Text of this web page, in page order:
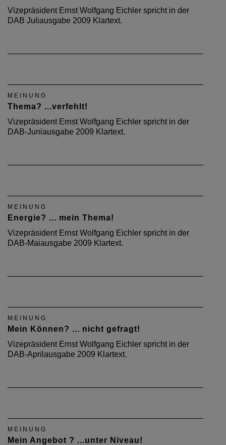
Vizepräsident Ernst Wolfgang Eichler spricht in der
DAB Juliausgabe 2009 Klartext.
MEINUNG
Thema? ...verfehlt!
Vizepräsident Ernst Wolfgang Eichler spricht in der
DAB-Juniausgabe 2009 Klartext.
MEINUNG
Energie? ... mein Thema!
Vizepräsident Ernst Wolfgang Eichler spricht in der
DAB-Maiausgabe 2009 Klartext.
MEINUNG
Mein Können? ... nicht gefragt!
Vizepräsident Ernst Wolfgang Eichler spricht in der
DAB-Aprilausgabe 2009 Klartext.
MEINUNG
Mein Angebot ? ...unter Niveau!